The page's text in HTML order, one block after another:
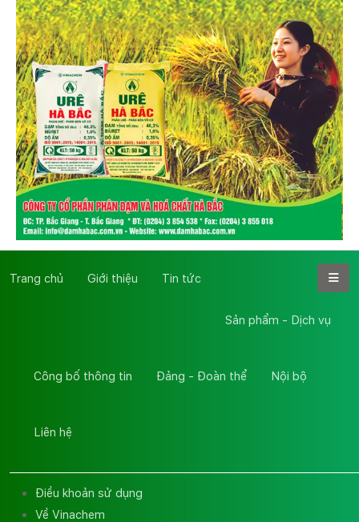
Trang chủ Giới thiệu Tin tức
Sản phẩm - Dịch vụ
Công bố thông tin Đảng - Đoàn thể Nội bộ
Liên hệ
Điều khoản sử dụng
Về Vinachem